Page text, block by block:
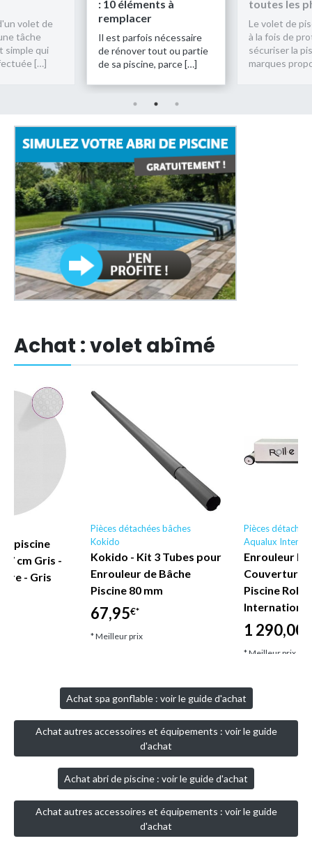
volet de
tâche
simple qui
[…]
: 10 éléments à
remplacer
Il est parfois nécessaire
de rénover tout ou partie
de sa piscine, parce […]
toutes les
Le volet de
à la fois de
sécuriser la
marques
Achat : volet abîmé
piscine
cm Gris -
- Gris
Pièces détachées bâches
Kokido
Kokido - Kit 3 Tubes pour
Enrouleur de Bâche
Piscine 80 mm
67,95€*
* Meilleur prix
Pièces
Aqualux
Enrouleur
Couverture
Piscine Roll
International
1 290,00
* Meilleur prix
Achat spa gonflable : voir le guide d'achat
Achat autres accessoires et équipements : voir le guide
d'achat
Achat abri de piscine : voir le guide d'achat
Achat autres accessoires et équipements : voir le guide
d'achat